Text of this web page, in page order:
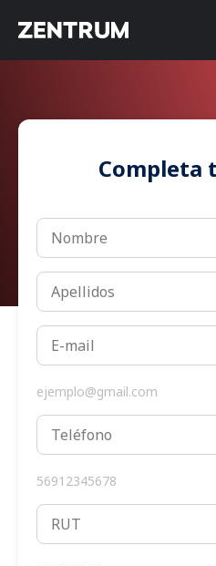
Completa
ejemplo@gmail.com
56912345678